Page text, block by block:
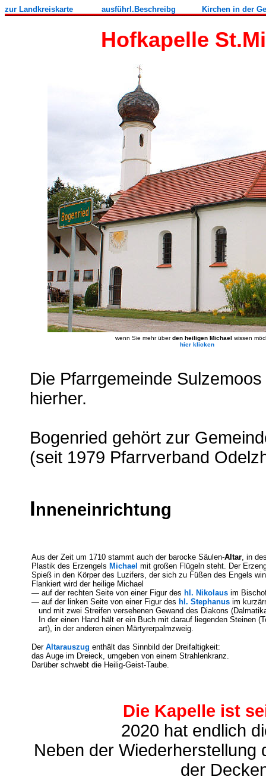
zur Landkreiskarte ausführl.Beschreibg Kirchen in der
Hofkapelle
wenn Sie mehr überden heiligen Michael wissen
hier klicken
Die Pfarrgemeinde
hierher.
Bogenried gehört zur
(seit 1979 Pfarrverband
Inneneinrichtung
Aus der Zeit um 1710 stammt auch der barocke Säulen-Altar, in
Plastik des Erzengels Michael mit großen Flügeln steht. Der
Spieß in den Körper des Luzifers, der sich zu Füßen des Engels
Flankiert wird der heilige Michael
— auf der rechten Seite von einer Figur des hl. Nikolaus im
— auf der linken Seite von einer Figur des hl. Stephanus im
und mit zwei Streifen versehenen Gewand des Diakons
In der einen Hand hält er ein Buch mit darauf liegenden Steinen
art), in der anderen einen Märtyrerpalmzweig.
Der Altarauszug enthält das Sinnbild der Dreifaltigkeit:
das Auge im Dreieck, umgeben von einem Strahlenkranz.
Darüber schwebt die Heilig-Geist-Taube.
Die Kapelle ist
2020 hat endlich
Neben der
der